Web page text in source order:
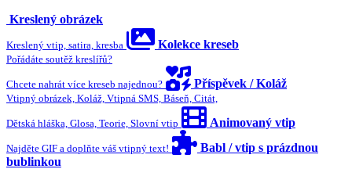
Kreslený obrázek
Kreslený vtip, satira, kresba Kolekce kreseb
Pořádáte soutěž kreslířů?
Chcete nahrát více kreseb najednou? Příspěvek / Koláž
Vtipný obrázek, Koláž, Vtipná SMS, Báseň, Citát,
Dětská hláška, Glosa, Teorie, Slovní vtip Animovaný vtip
Najděte GIF a doplňte váš vtipný text!
Babl / vtip s prázdnou
bublinkou